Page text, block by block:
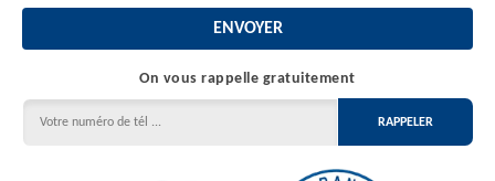
On vous rappelle gratuitement